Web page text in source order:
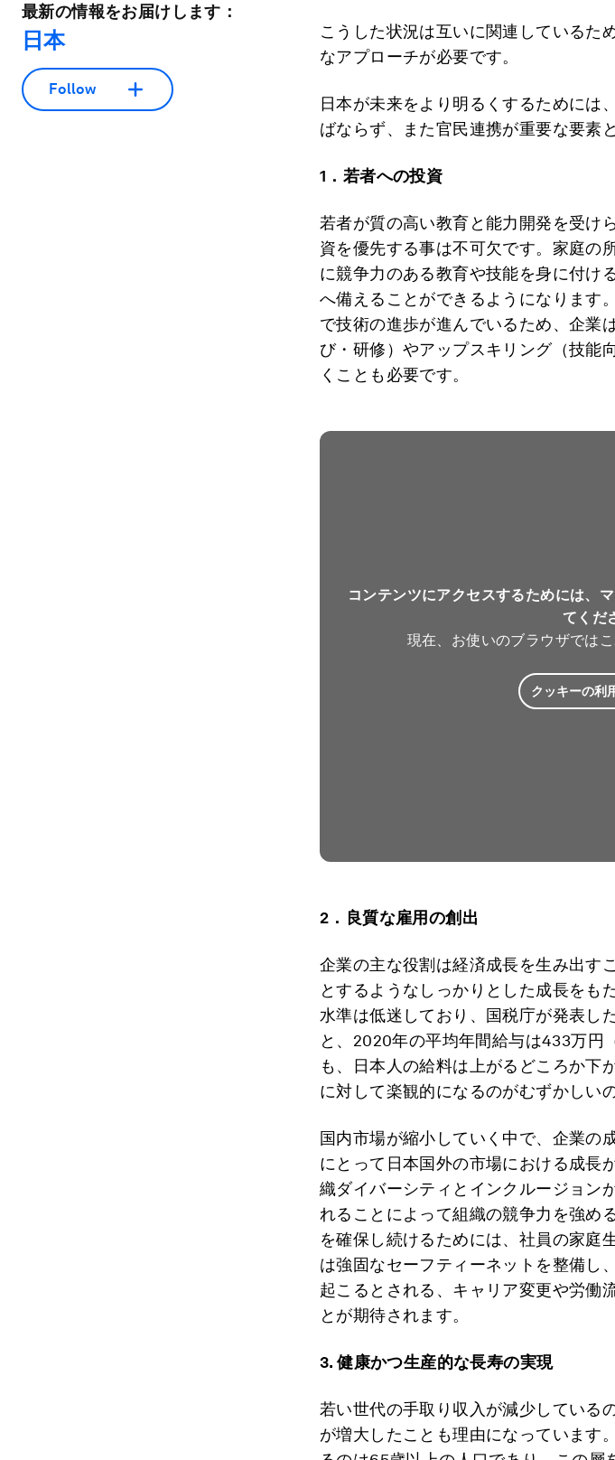
最新の情報をお届けします：
日本
Follow
こうした状況は互いに関連しているた
なアプローチが必要です。
日本が未来をより明るくするためには
ばならず、また官民連携が重要な要素
1 ．若者への投資
若者が質の高い教育と能力開発を受け
資を優先する事は不可欠です。家庭の
に競争力のある教育や技能を身に付け
へ備えることができるようになります
で技術の進歩が進んでいるため、企業
び・研修）やアップスキリング（技能
くことも必要です。
コンテンツにアクセスするためには、
てくだ
現在、お使いのブラウザでは
クッキーの利
2 ．良質な雇用の創出
企業の主な役割は経済成長を生み出す
とするようなしっかりとした成長をも
水準は低迷しており、国税庁が発表し
と、2020年の平均年間給与は433万円
も、日本人の給料は上がるどころか下
に対して楽観的になるのがむずかしい
国内市場が縮小していく中で、企業の
にとって日本国外の市場における成長
織ダイバーシティとインクルージョン
れることによって組織の競争力を強め
を確保し続けるためには、社員の家庭
は強固なセーフティーネットを整備し
起こるとされる、キャリア変更や労働
とが期待されます。
3.健康かつ生産的な長寿の実現
若い世代の手取り収入が減少している
が増大したことも理由になっています